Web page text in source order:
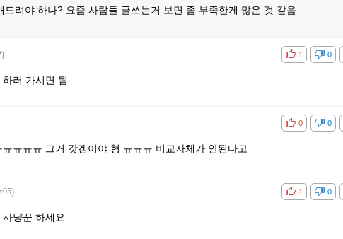
려야 하나? 요즘 사람들 글쓰는거 보면 좀 부족한게 많은 것 같음.
비공감 0
1
러 가시면 됨
비공감 0
0
ㅠㅠㅠ 그거 갓겜이야 형 ㅠㅠㅠ 비교자체가 안된다고
비공감 0
1
냥꾼 하세요